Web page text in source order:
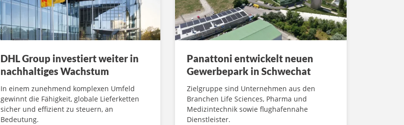
DHL Group investiert weiter in
nachhaltiges Wachstum
In einem zunehmend komplexen Umfeld
gewinnt die Fähigkeit, globale Lieferketten
sicher und effizient zu steuern, an
Bedeutung.
Panattoni entwickelt neuen
Gewerbepark in Schwechat
Zielgruppe sind Unternehmen aus den
Branchen Life Sciences, Pharma und
Medizintechnik sowie flughafennahe
Dienstleister.